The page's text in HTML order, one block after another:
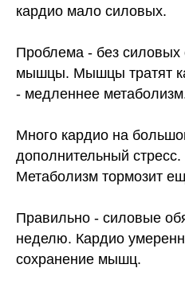
кардио мало силовых.
Проблема - без силовых
мышцы. Мышцы тратят
- медленнее
Много кардио на
дополнительный стресс.
Метаболизм тормозит
Правильно - силовые
неделю. Кардио
сохранение мышц.